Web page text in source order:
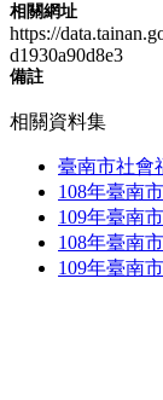
相關網址
https://
d1930a90d8e3
備註
相關資料集
臺南市社會
108年臺南
109年臺南
108年臺南
109年臺南